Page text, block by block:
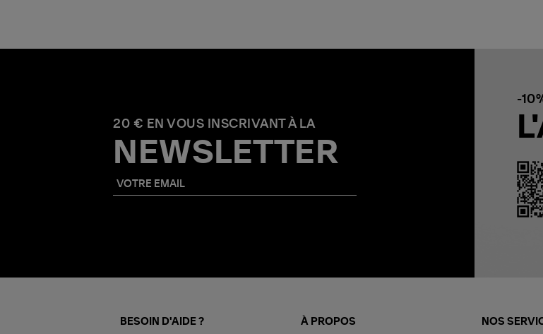
20 € EN VOUS INSCRIVANT À LA
NEWSLETTER
-
BESOIN D'AIDE ? À PROPOS NOS